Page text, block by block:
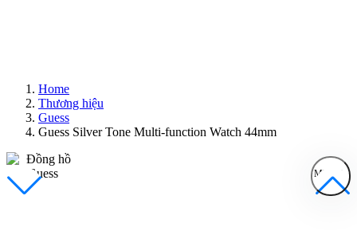
Home
Thương hiệu
Guess
Guess Silver Tone Multi-function Watch 44mm
MENU
Đồng Hồ Nam